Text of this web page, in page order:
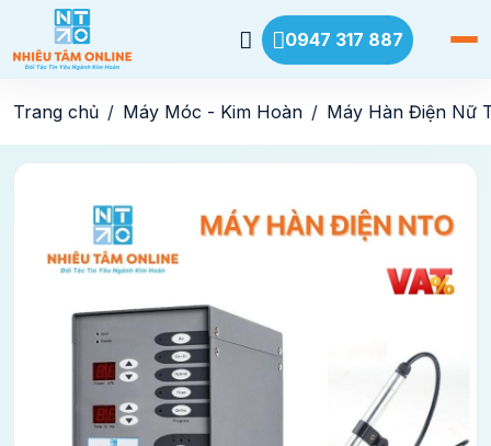
0947 317 887
Trang chủ Máy Móc - Kim Hoàn Máy Hàn Điện Nữ